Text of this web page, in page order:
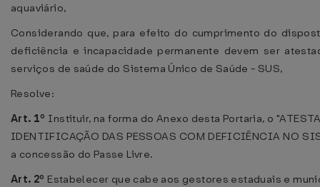
aquaviário,
Considerando que, para efeito do cumprimento do
deficiência e incapacidade permanente devem ser
serviços de saúde do Sistema Único de Saúde - SUS,
Resolve:
Art. 1º Instituir, na forma do Anexo desta Portaria, o
IDENTIFICAÇÃO DAS PESSOAS COM DEFICIÊNCIA NO
a concessão do Passe Livre.
Art. 2º Estabelecer que cabe aos gestores estaduais e